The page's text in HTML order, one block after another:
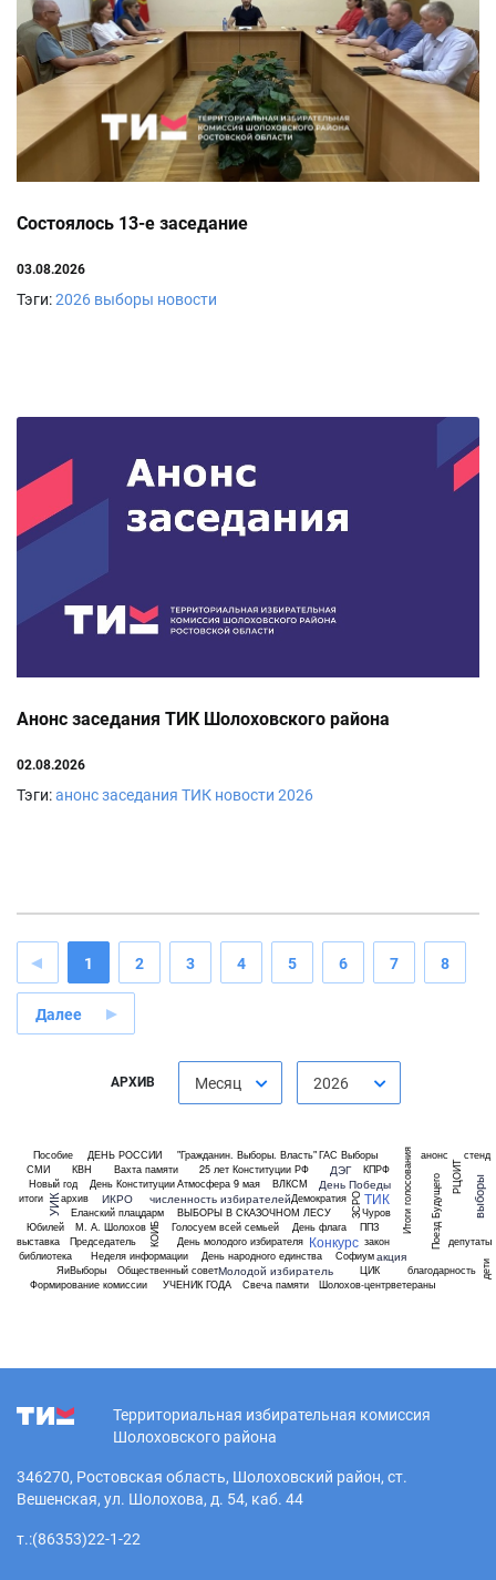
Состоялось 13-е заседание
03.08.2026
Тэги:2026 выборы новости
Анонс заседания ТИК Шолоховского района
02.08.2026
Тэги:анонс заседания ТИК новости 2026
1 2 3 4 5 6 7 8
Далее
АРХИВ Месяц 2026
"Гражданин. Выборы. Власть"
25 лет Конституции РФ
9 мая
численность избирателей
Атмосфера
ВЛКСМ
ВЫБОРЫ В СКАЗОЧНОМ ЛЕСУ
Вахта памяти
ГАС Выборы
Голосуем всей семьей
ДЕНЬ РОССИИ
ДЭГ
Демократия
День Конституции День Победы
День молодого избирателя
День народного единства
День флага
Еланский плацдарм ЗСРО
ИКРО Итоги голосования
КВН
КОИБ
КПРФ
Конкурс
М. А. Шолохов
Молодой избиратель
Неделя информации
Новый год
Общественный совет
ППЗ Поезд Будущего
Пособие
Председатель
РЦОИТ
СМИ
Свеча памяти
Софиум
ТИК
УИК
УЧЕНИК ГОДА
Формирование комиссии
ЦИК
Чуров
Шолохов-центр
Юбилей
ЯиВыборы
акция
анонс
архив
библиотека
благодарность
ветераны
выборы
выставка депутаты
дети
закон
итоги
стенд
Территориальная избирательная комиссия
Шолоховского района
346270, Ростовская область, Шолоховский район, ст.
Вешенская, ул. Шолохова, д. 54, каб. 44
т.:(86353)22-1-22